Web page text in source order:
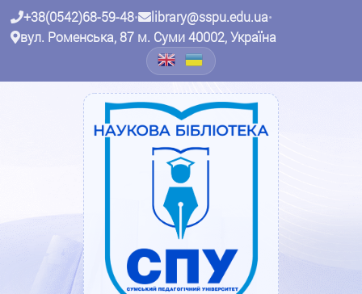
+38(0542)68-59-48• library@sspu.edu.ua•
вул. Роменська, 87 м. Суми 40002, Україна